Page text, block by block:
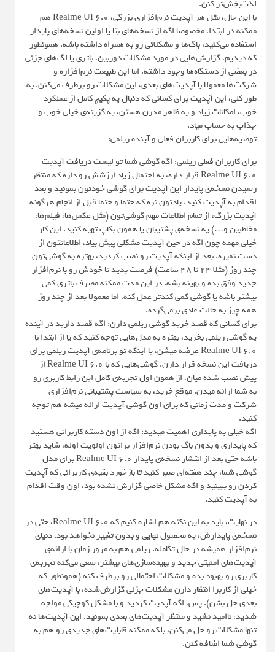
لذت‌بخش‌تر کنن.
با این حال، مثل هر آپدیت نرم‌افزاری بزرگی، Realme UI 6.0 هم
ممکنه در ابتدا، مخصوصا اگه از نسخه‌های بتا یا اولین نسخه‌های پایدار
استفاده می‌کنید، باگ‌ها و مشکلاتی رو به همراه داشته باشه. همونطور
که دیدیم، گزارش‌هایی در مورد مشکلات دوربین، باتری یا لگ‌های جزئی
در بعضی از دستگاه‌ها وجود داشته. اما این طبیعت نرم‌افزاره و
شرکت‌ها معمولا با آپدیت‌های بعدی، این مشکلات رو برطرف می‌کنن. به
طور کلی، این آپدیت برای کسانی که دنبال یه پکیج کامل از عملکرد
خوب، امکانات زیاد و یه ظاهر مدرن هستن، یه گزینه‌ی خیلی خوب و
جذاب به حساب میاد.
توصیه‌هایی برای کاربران فعلی و آینده ریلمی:
برای کاربران فعلی ریلمی: اگه گوشی شما تو لیست دریافت آپدیت
Realme UI 6.0 قرار داره، به احتمال زیاد ارزشش رو داره که منتظر
رسیدن نسخه‌ی پایدار این آپدیت برای گوشی خودتون بمونید و بعد
اقدام به آپدیت کنید. یادتون نره که حتما و حتما قبل از انجام هرگونه
آپدیت بزرگ، از تمام اطلاعات مهم گوشی‌تون (مثل عکس‌ها، فیلم‌ها،
مخاطبین و…) یه نسخه‌ی پشتیبان یا همون بکاپ تهیه کنید. این کار
خیلی مهمه چون اگه در حین آپدیت مشکلی پیش بیاد، اطلاعاتتون از
دست نمیره. بعد از اینکه آپدیت رو نصب کردید، بهتره به گوشی‌تون
چند روز (مثلا ۲۴ تا ۴۸ ساعت) فرصت بدید تا خودش رو با نرم‌افزار
جدید وفق بده و بهینه بشه. در این مدت ممکنه مصرف باتری کمی
بیشتر باشه یا گوشی کمی کندتر عمل کنه، اما معمولا بعد از چند روز
همه چیز به حالت عادی برمی‌گرده.
برای کسانی که قصد خرید گوشی ریلمی دارن: اگه قصد دارید در آینده
یه گوشی ریلمی بخرید، بهتره به مدل‌هایی توجه کنید که یا از ابتدا با
Realme UI 6.0 عرضه میشن، یا اینکه تو برنامه‌ی آپدیت ریلمی برای
دریافت این نسخه قرار دارن. گوشی‌هایی که با Realme UI 6.0 از
پیش نصب شده میان، از همون اول تجربه‌ی کامل این رابط کاربری رو
به شما ارائه میدن. موقع خرید، به سیاست پشتیبانی نرم‌افزاری
شرکت و مدت زمانی که برای اون گوشی آپدیت ارائه میشه هم توجه
کنید.
اگه خیلی به پایداری اهمیت میدید: اگه از اون دسته کاربرانی هستید
که پایداری و بدون باگ بودن نرم‌افزار براتون اولویت اوله، شاید بهتر
باشه حتی بعد از انتشار نسخه‌ی پایدار Realme UI 6.0 برای مدل
گوشی شما، چند هفته‌ای صبر کنید تا بازخورد بقیه‌ی کاربرانی که آپدیت
کردن رو ببینید و اگه مشکل خاصی گزارش نشده بود، اون وقت اقدام
به آپدیت کنید.
در نهایت، باید به این نکته هم اشاره کنیم که Realme UI 6.0، حتی در
نسخه‌ی پایدارش، یه محصول نهایی و بدون تغییر نخواهد بود. دنیای
نرم‌افزار همیشه در حال تکامله. ریلمی هم به مرور زمان با ارائه‌ی
آپدیت‌های امنیتی جدید و بهینه‌سازی‌های بیشتر، سعی می‌کنه تجربه‌ی
کاربری رو بهبود بده و مشکلات احتمالی رو برطرف کنه (همونطور که
خیلی از کاربرا انتظار دارن مشکلات جزئی گزارش‌شده، با آپدیت‌های
بعدی حل بشن). پس، اگه آپدیت کردید و با مشکل کوچیکی مواجه
شدید، ناامید نشید و منتظر آپدیت‌های بعدی بمونید. این آپدیت‌ها نه
تنها مشکلات رو حل می‌کنن، بلکه ممکنه قابلیت‌های جدیدی رو هم به
گوشی شما اضافه کنن.